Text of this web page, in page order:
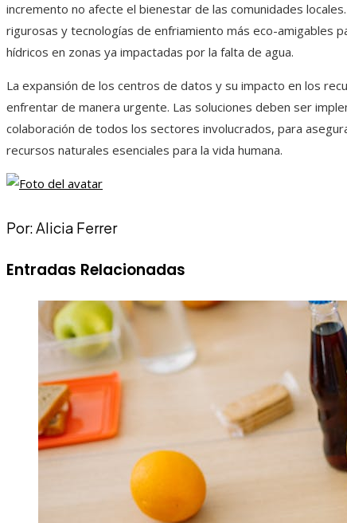
incremento no afecte el bienestar de las comunidades
rigurosas y tecnologías de enfriamiento más eco-amigables
hídricos en zonas ya impactadas por la falta de agua.
La expansión de los centros de datos y su impacto en los
enfrentar de manera urgente. Las soluciones deben ser
colaboración de todos los sectores involucrados, para
recursos naturales esenciales para la vida humana.
Por: Alicia Ferrer
Entradas Relacionadas